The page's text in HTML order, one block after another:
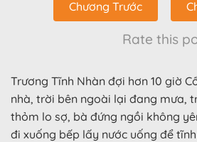
Chương Trước
Rate this
Trương Tĩnh Nhàn đợi hơn 10 giờ
nhà, trời bên ngoài lại đang mưa,
thỏm lo sợ, bà đứng ngồi không
đi xuống bếp lấy nước uống để